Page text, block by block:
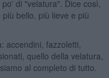
di "velatura". Dice così,
bello, più lieve e più
accendini, fazzoletti,
quello della velatura,
al completo di tutto.